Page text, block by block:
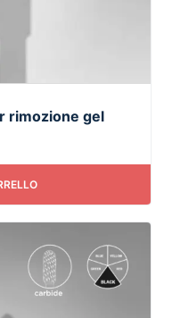
rimozione gel